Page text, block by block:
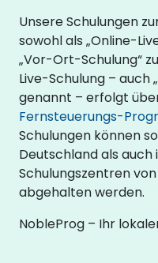
Unsere Schulungen
sowohl als „Online-
„Vor-Ort-Schulung“
Live-Schulung – auch
genannt – erfolgt
Fernsteuerungs-
Schulungen können
Deutschland als
Schulungszentren
abgehalten werden.
NobleProg – Ihr